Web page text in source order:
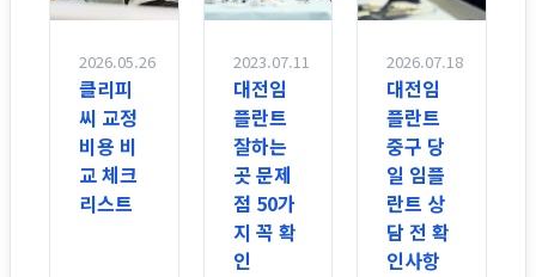
2026.05.26
클리피
씨 교정
비용 비
교 체크
리스트
2023.07.11
대전임
플란트
잘하는
곳 문제
점 50가
지 꼭 확
인
2026.07.18
대전임
플란트
중구 당
일 임플
란트 상
담 전 확
인사항